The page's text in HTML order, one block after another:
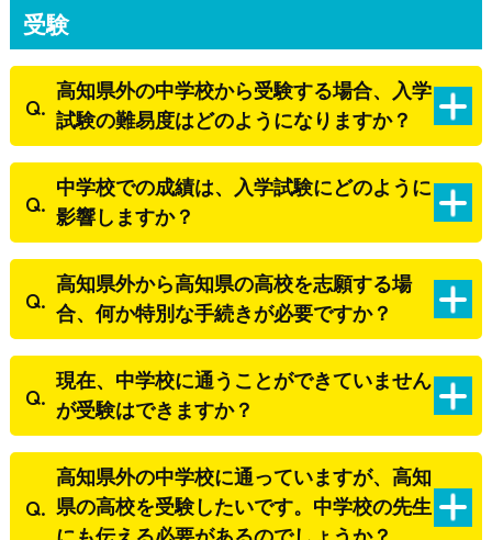
受験
高知県外の中学校から受験する場合、入学
試験の難易度はどのようになりますか？
中学校での成績は、入学試験にどのように
影響しますか？
高知県外から高知県の高校を志願する場
合、何か特別な手続きが必要ですか？
現在、中学校に通うことができていません
が受験はできますか？
高知県外の中学校に通っていますが、高知
県の高校を受験したいです。中学校の先生